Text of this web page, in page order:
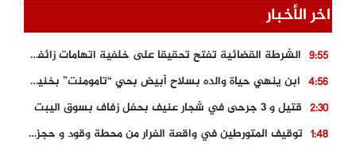
اخر الأخبار
9:55
الشرطة القضائية تفتح تحقيقا على خلفية اتهامات زائفة أدلت بها مرشحة للهجرة السرية
4:56
ابن ينهي حياة والده بسلاح أبيض بحي “تامومنت” بخنيفرة
2:30 قتيل و 3 جرحى في شجار عنيف بحفل زفاف بسوق اليبت
1:48
توقيف المتورطين في واقعة الفرار من محطة وقود و حجز السيارة